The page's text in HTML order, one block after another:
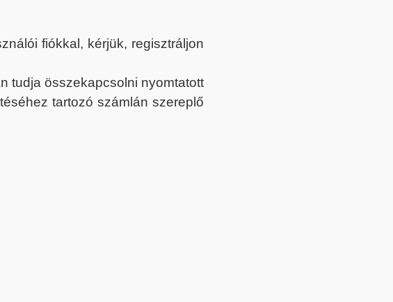
fiókkal, kérjük, regisztráljon
tudja összekapcsolni nyomtatott
tartozó számlán szereplő